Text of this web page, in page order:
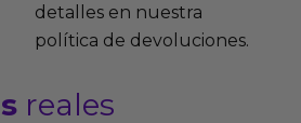
detalles en nuestra
política de devoluciones.
reales